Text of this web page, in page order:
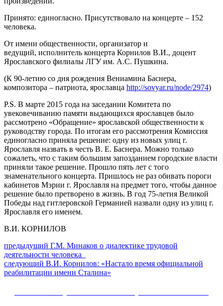
Принято: единогласно. Присутствовало на концерте – 152
человека.
От имени общественности, организатор и
ведущий, исполнитель концерта Корнилов В.И., доцент
Ярославского филиалы ЛГУ им. А.С. Пушкина.
(К 90-летию со дня рождения Вениамина Баснера,
композитора – патриота, ярославца http://sovyar.ru/node/2974)
P.S. В марте 2015 года на заседании Комитета по
увековечиванию памяти выдающихся ярославцев было
рассмотрено «Обращение» ярославской общественности к
руководству города. По итогам его рассмотрения Комиссия
единогласно приняла решение: одну из новых улиц г.
Ярославля назвать в честь В. Е. Баснера. Можно только
сожалеть, что с таким большим запозданием городские власти
приняли такое решение. Прошло пять лет с того
знаменательного концерта. Пришлось не раз обивать пороги
кабинетов Мэрии г. Ярославля на предмет того, чтобы данное
решение было претворено в жизнь. В год 75-летия Великой
Победы над гитлеровской Германией назвали одну из улиц г.
Ярославля его именем.
В.И. КОРНИЛОВ
Навигация
по
записям
предыдущий Предыдущий
пост:
Г.М. Минаков о диалектике трудовой
деятельности человека
следующий Следующее
сообщение:
В.И. Корнилов: «Настало время официальной
реабилитации имени Сталина»